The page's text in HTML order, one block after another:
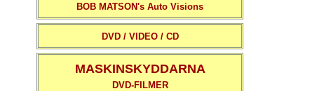
BOB MATSON's Auto Visions
DVD / VIDEO / CD
MASKINSKYDDARNA
DVD-FILMER